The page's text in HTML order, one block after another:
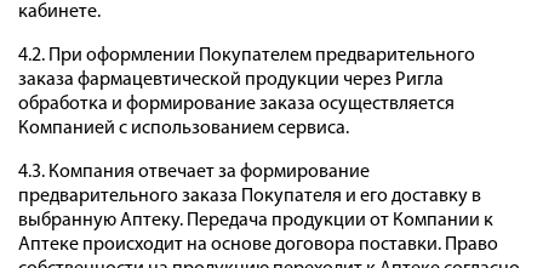
кабинете.
4.2. При оформлении Покупателем предварительного
заказа фармацевтической продукции через Ригла
обработка и формирование заказа осуществляется
Компанией с использованием сервиса.
4.3. Компания отвечает за формирование
предварительного заказа Покупателя и его доставку в
выбранную Аптеку. Передача продукции от Компании к
Аптеке происходит на основе договора поставки. Право